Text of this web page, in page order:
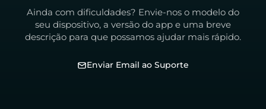
Ainda com dificuldades? Envie-nos o modelo do
seu dispositivo, a versão do app e uma breve
descrição para que possamos ajudar mais rápido.
Enviar Email ao Suporte